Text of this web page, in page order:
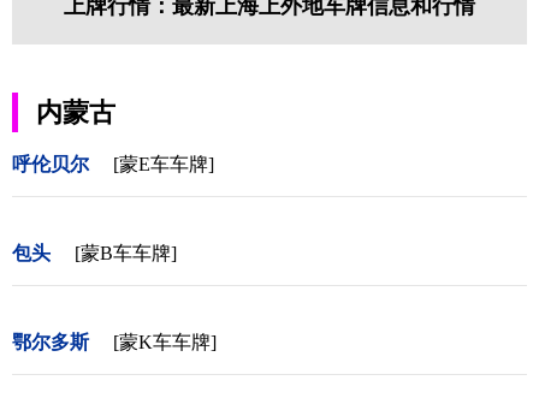
上牌行情：最新上海上外地车牌信息和行情
内蒙古
呼伦贝尔 [蒙E车车牌]
包头 [蒙B车车牌]
鄂尔多斯 [蒙K车车牌]